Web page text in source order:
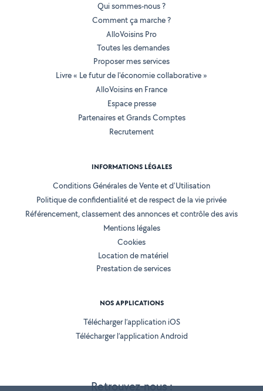
Retrouvez-nous :
Qui sommes-nous ?
Comment ça marche ?
AlloVoisins Pro
Toutes les demandes
Proposer mes services
Livre « Le futur de l'économie collaborative »
AlloVoisins en France
Espace presse
Partenaires et Grands Comptes
Recrutement
INFORMATIONS LÉGALES
Conditions Générales de Vente et d'Utilisation
Politique de confidentialité et de respect de la vie privée
Référencement, classement des annonces et contrôle des avis
Mentions légales
Cookies
Location de matériel
Prestation de services
NOS APPLICATIONS
Télécharger l’application iOS
Télécharger l’application Android